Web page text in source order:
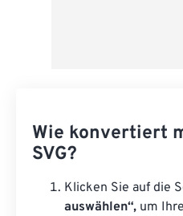
Wie konvertiert
SVG?
Klicken Sie auf die
auswählen“, um